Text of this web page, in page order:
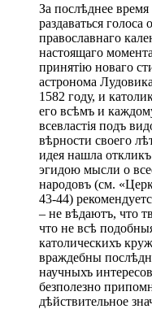
За послѣднее
раздаваться
православнаго
настоящаго
принятію новаго
астронома
1582 году, и
его всѣмъ и
всевластія подъ
вѣрности своего
идея нашла
эгидою мысли о
народовъ (см.
43-44)
– не вѣдаютъ, что
что не всѣ
католическихъ
враждебны
научныхъ
безполезно
дѣйствительное